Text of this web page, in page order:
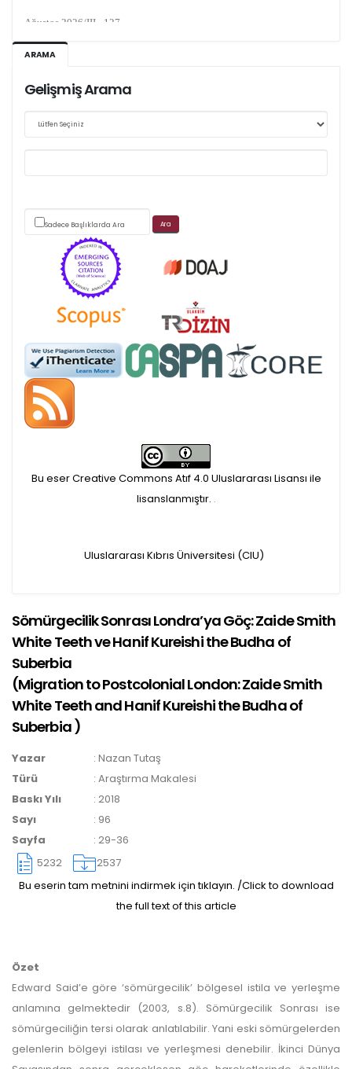
Kasım 2026/IV - 128
Web sitemizde yapılan güncellemeler nedeniyle
üzerinden yürütülmektedir.
Scimago's grade
APC ödemesi
Öndenetimden geçen
makaleler için, 100 Avro
alınmaktadır.
makaleler için yazarlara
iletilmektedir.
APC bilgi mesajı
ulaşmadan ödeme yapan
yazarlara geri iade
Alan Editörü değerlendirmesi
ve hakem süreçleri,
Dergipark üzerinden
gerçekleştirilmektedir.
ARAMA
Gelişmiş Arama
Sadece Başlıklarda Ara
Bu eser Creative Commons Atıf 4.0 Uluslararası Lisansı ile
lisanslanmıştır. .
Uluslararası Kıbrıs Üniversitesi (CIU)
Sömürgecilik Sonrası Londra’ya Göç: Zaide Smith
White Teeth ve Hanif Kureishi the Budha of
Suberbia
(Migration to Postcolonial London: Zaide Smith
White Teeth and Hanif Kureishi the Budha of
Suberbia)
Yazar : Nazan Tutaş
Türü
: Araştırma Makalesi
Baskı Yılı
: 2018
Sayı
: 96
Sayfa
: 29-36
5232
2537
Bu eserin tam metnini indirmek için tıklayın. /Click to download
the full text of this article
Özet
Edward Said’e göre ‘sömürgecilik’ bölgesel istila ve yerleşme
anlamına gelmektedir (2003, s.8). Sömürgecilik Sonrası ise
sömürgeciliğin tersi olarak anlatılabilir. Yani eski sömürgelerden
gelenlerin bölgeyi istilası ve yerleşmesi denebilir. İkinci Dünya